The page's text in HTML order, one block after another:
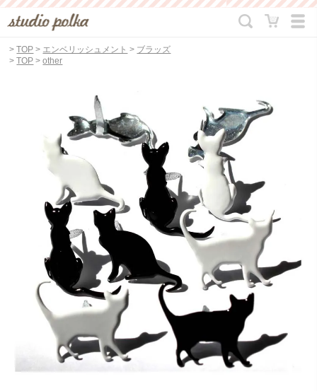
>TOP > エンベリッシュメント > ブラッズ
>TOP >other